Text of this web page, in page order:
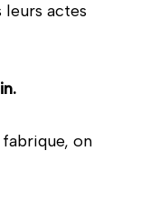
leurs actes
on